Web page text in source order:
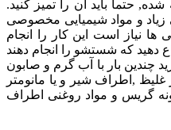
حتما باید آن را تمیز کنید.
زیاد و مواد شیمیایی مخصوصی
نیاز است این کار را انجام
دهید که شستشو را انجام دهند
چندین بار با آب گرم و صابون
,اطراف شیر و یا مانومتر
گریس و مواد روغنی اطراف